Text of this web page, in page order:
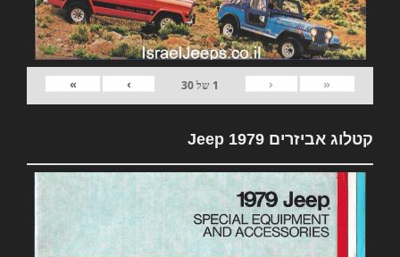
«
‹
1 של30
›
»
קטלוג אביזרים 1979 Jeep